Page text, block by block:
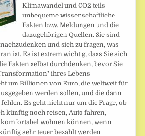
Klimawandel und CO2 teils
unbequeme wissenschaftliche
Fakten bzw. Meldungen und die
dazugehörigen Quellen. Sie sind
und sich zu fragen, was
ist. Es ist extrem wichtig, dass Sie sich
Fakten selbst durchdenken, bevor Sie
ihres Lebens
um Billionen von Euro, die weltweit für
werden sollen, und die dann
Es geht nicht nur um die Frage, ob
künftig noch reisen, Auto fahren,
komfortabel wohnen können, wenn
sehr teuer bezahlt werden